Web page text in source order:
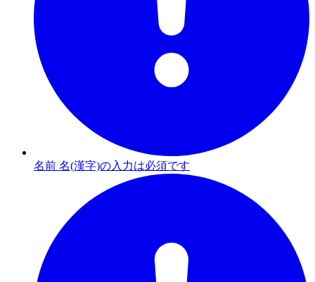
名前 名(漢字)の入力は必須です